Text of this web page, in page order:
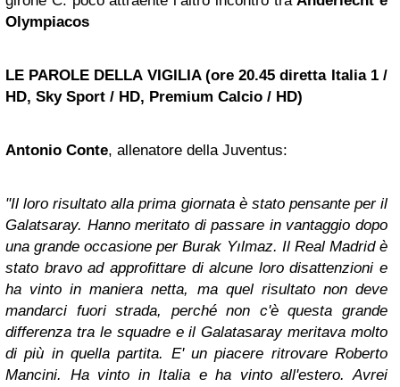
Olympiacos
LE PAROLE DELLA VIGILIA (ore 20.45 diretta Italia 1 /
HD, Sky Sport / HD, Premium Calcio / HD)
Antonio Conte, allenatore della Juventus:
"Il loro risultato alla prima giornata è stato pensante per il
Galatsaray. Hanno meritato di passare in vantaggio dopo
una grande occasione per Burak Yılmaz. Il Real Madrid è
stato bravo ad approfittare di alcune loro disattenzioni e
ha vinto in maniera netta, ma quel risultato non deve
mandarci fuori strada, perché non c'è questa grande
differenza tra le squadre e il Galatasaray meritava molto
di più in quella partita. E' un piacere ritrovare Roberto
Mancini. Ha vinto in Italia e ha vinto all'estero. Avrei